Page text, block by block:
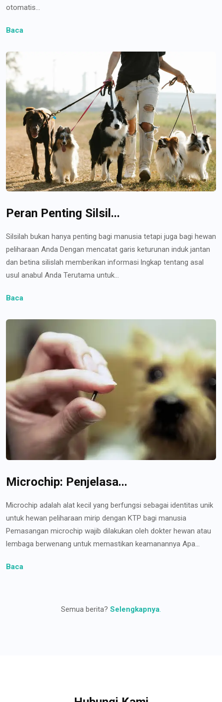
otomatis...
Baca
Peran Penting Silsil...
Silsilah bukan hanya penting bagi manusia tetapi juga bagi hewan
peliharaan Anda Dengan mencatat garis keturunan induk jantan
dan betina silislah memberikan informasi lngkap tentang asal
usul anabul Anda Terutama untuk...
Baca
Microchip: Penjelasa...
Microchip adalah alat kecil yang berfungsi sebagai identitas unik
untuk hewan peliharaan mirip dengan KTP bagi manusia
Pemasangan microchip wajib dilakukan oleh dokter hewan atau
lembaga berwenang untuk memastikan keamanannya Apa...
Baca
Semua berita? Selengkapnya.